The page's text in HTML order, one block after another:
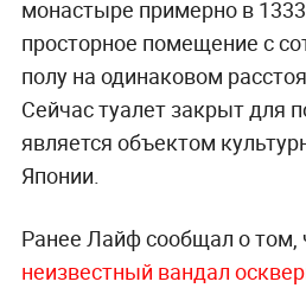
монастыре примерно в
просторное помещение с
полу на одинаковом
Сейчас туалет закрыт для
является объектом
Японии.
Ранее Лайф сообщал о том,
неизвестный вандал